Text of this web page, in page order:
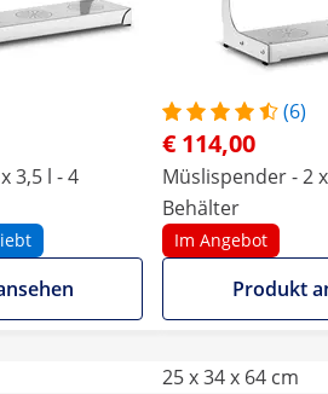
3,5 l - 4
(6)
€ 114,00
Müslispender - 2
Behälter
Im Angebot
Produkt
25 x 34 x 64 cm